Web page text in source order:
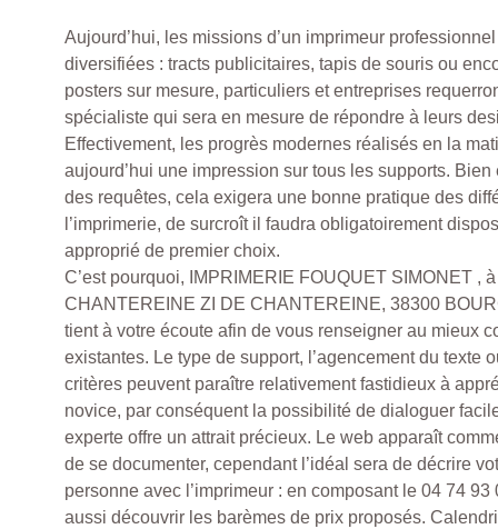
Aujourd’hui, les missions d’un imprimeur
diversifiées : tracts publicitaires, tapis de souris ou
posters sur mesure, particuliers et entreprises
spécialiste qui sera en mesure de répondre à leurs
Effectivement, les progrès modernes réalisés en la
aujourd’hui une impression sur tous les supports.
des requêtes, cela exigera une bonne pratique des
l’imprimerie, de surcroît il faudra obligatoirement
approprié de premier choix.
C’est pourquoi, IMPRIMERIE FOUQUET SIMONET ,
CHANTEREINE ZI DE CHANTEREINE, 38300
tient à votre écoute afin de vous renseigner au mieux
existantes. Le type de support, l’agencement du texte
critères peuvent paraître relativement fastidieux à
novice, par conséquent la possibilité de dialoguer
experte offre un attrait précieux. Le web apparaît
de se documenter, cependant l’idéal sera de décrire
personne avec l’imprimeur : en composant le 04 74 93
aussi découvrir les barèmes de prix proposés.